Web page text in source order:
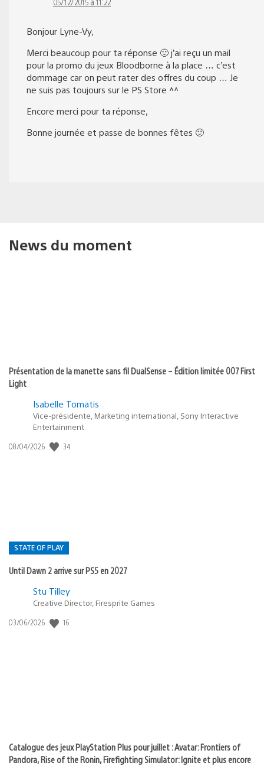
Bonjour Lyne-Vy,
Merci beaucoup pour ta réponse 🙂 j’ai reçu un mail
pour la promo du jeux Bloodborne à la place … c’est
dommage car on peut rater des offres du coup … Je
ne suis pas toujours sur le PS Store ^^
Encore merci pour ta réponse,
Bonne journée et passe de bonnes fêtes 🙂
News du moment
Présentation de la manette sans fil DualSense – Édition limitée 007 First
Light
Isabelle Tomatis
Vice-présidente, Marketing international, Sony Interactive
Entertainment
Date
08/04/2026 34
STATE OF PLAY
Until Dawn 2 arrive sur PS5 en 2027
Postée
:
Stu Tilley
Creative Director, Firesprite Games
Date
03/06/2026 16
Catalogue des jeux PlayStation Plus pour juillet : Avatar: Frontiers of
Pandora, Rise of the Ronin, Firefighting Simulator: Ignite et plus encore